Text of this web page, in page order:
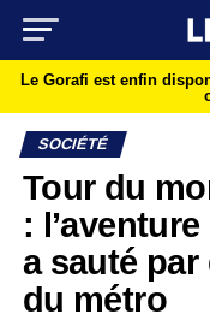
Le Gorafi est enfin
SOCIÉTÉ
Tour du
: l’aventure
a sauté
du métro